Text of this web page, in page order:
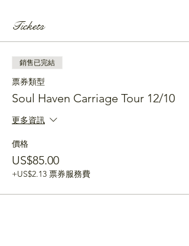
Tickets
銷售已完結
票券類型
Soul Haven Carriage Tour 12/10
更多資訊
價格
US$85.00
+US$2.13 票券服務費